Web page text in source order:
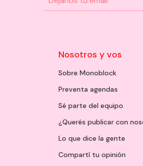
Nosotros y vos
Sobre Monoblock
Preventa agendas
Sé parte del equipo
¿Querés publicar con
Lo que dice la gente
Compartí tu opinión